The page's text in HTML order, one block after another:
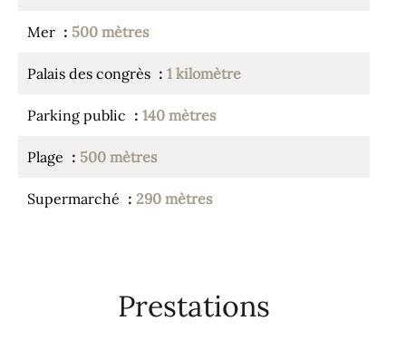
Mer 500 mètres
Palais des congrès 1 kilomètre
Parking public 140 mètres
Plage 500 mètres
Supermarché 290 mètres
Prestations